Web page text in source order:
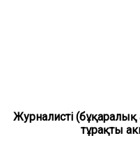
Журналисті (бұқаралық
тұрақты